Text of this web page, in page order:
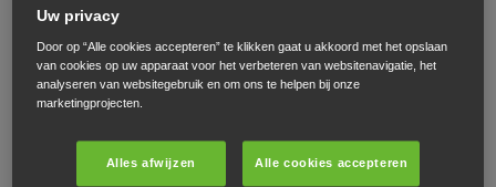
James Wattstraat 9,Gouda,2809 PA
Uw privacy
Door op “Alle cookies accepteren” te klikken gaat u akkoord met het opslaan
van cookies op uw apparaat voor het verbeteren van websitenavigatie, het
analyseren van websitegebruik en om ons te helpen bij onze
marketingprojecten.
Alles afwijzen Alle cookies accepteren